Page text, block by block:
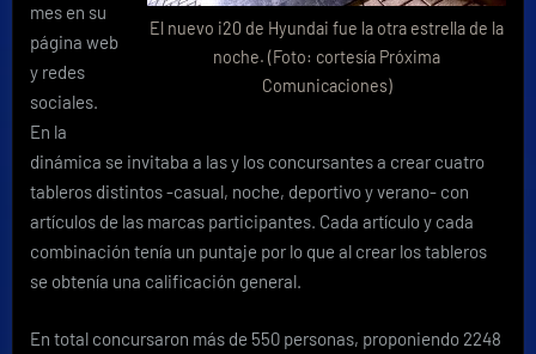
El nuevo i20 de Hyundai fue la otra estrella de la
noche. (Foto: cortesía Próxima
Comunicaciones)
mes en su
página web
y redes
sociales.
En la
dinámica se invitaba a las y los concursantes a crear cuatro
tableros distintos -casual, noche, deportivo y verano- con
artículos de las marcas participantes. Cada artículo y cada
combinación tenía un puntaje por lo que al crear los tableros
se obtenía una calificación general.
En total concursaron más de 550 personas, proponiendo 2248